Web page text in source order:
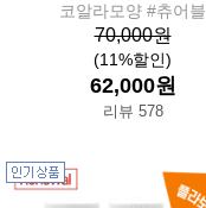
코알라모양 #츄어블
70,000원
(11%할인)
62,000원
리뷰 578